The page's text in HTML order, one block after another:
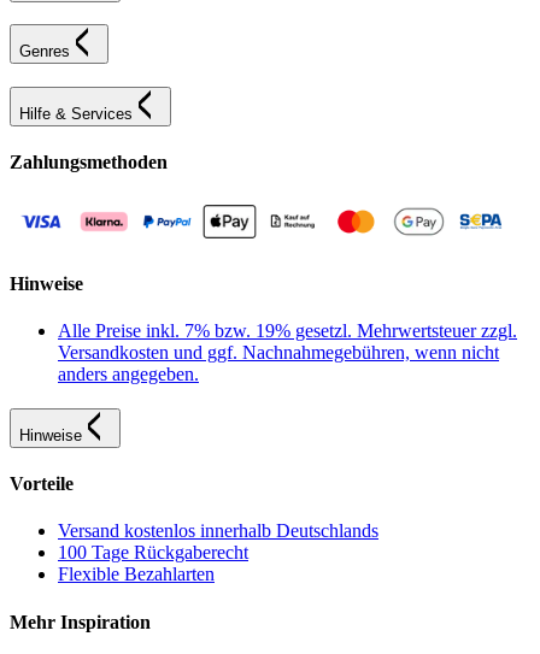
Genres
Hilfe & Services
Zahlungsmethoden
Hinweise
Alle Preise inkl. 7% bzw. 19% gesetzl. Mehrwertsteuer zzgl.
Versandkosten und ggf. Nachnahmegebühren, wenn nicht
anders angegeben.
Hinweise
Vorteile
Versand kostenlos innerhalb Deutschlands
100 Tage Rückgaberecht
Flexible Bezahlarten
Mehr Inspiration